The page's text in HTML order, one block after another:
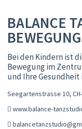
BALANCE
Bei den Kindern ist
Bewegung im
und Ihre
Seegartenstrasse 10,
www.balance-